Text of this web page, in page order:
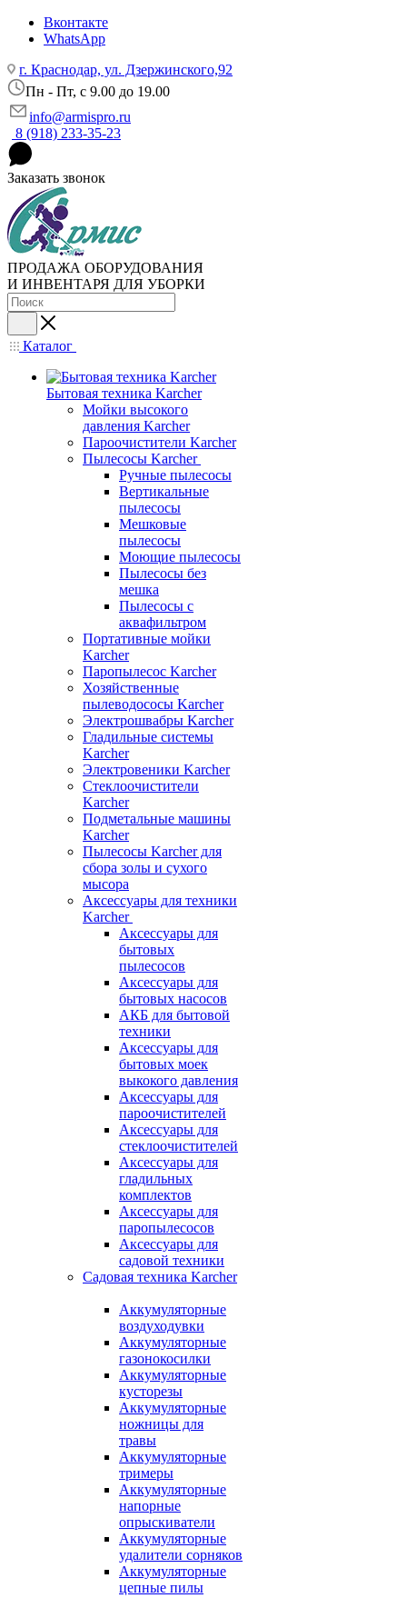
Вконтакте
WhatsApp
г. Краснодар, ул. Дзержинского,92
Пн - Пт, c 9.00 до 19.00
info@armispro.ru
8 (918) 233-35-23
Заказать звонок
ПРОДАЖА ОБОРУДОВАНИЯ
И ИНВЕНТАРЯ ДЛЯ УБОРКИ
Каталог
Бытовая техника Karcher
Мойки высокого
давления Karcher
Пароочистители Karcher
Пылесосы Karcher
Ручные пылесосы
Вертикальные
пылесосы
Мешковые
пылесосы
Моющие пылесосы
Пылесосы без
мешка
Пылесосы с
аквафильтром
Портативные мойки
Karcher
Паропылесос Karcher
Хозяйственные
пылеводососы Karcher
Электрошвабры Karcher
Гладильные системы
Karcher
Электровеники Karcher
Стеклоочистители
Karcher
Подметальные машины
Karcher
Пылесосы Karcher для
сбора золы и сухого
мысора
Аксессуары для техники
Karcher
Аксессуары для
бытовых
пылесосов
Аксессуары для
бытовых насосов
АКБ для бытовой
техники
Аксессуары для
бытовых моек
выкокого давления
Аксессуары для
пароочистителей
Аксессуары для
стеклоочистителей
Аксессуары для
гладильных
комплектов
Аксессуары для
паропылесосов
Аксессуары для
садовой техники
Садовая техника Karcher
Аккумуляторные
воздуходувки
Аккумуляторные
газонокосилки
Аккумуляторные
кусторезы
Аккумуляторные
ножницы для
травы
Аккумуляторные
тримеры
Аккумуляторные
напорные
опрыскиватели
Аккумуляторные
удалители сорняков
Аккумуляторные
цепные пилы